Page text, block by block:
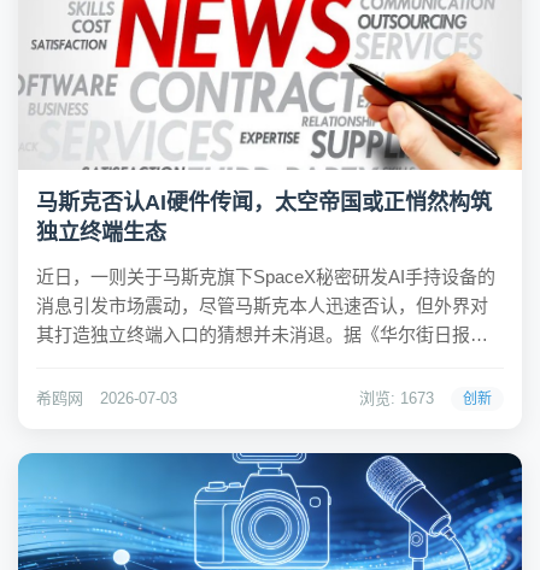
马斯克否认AI硬件传闻，太空帝国或正悄然构筑
独立终端生态
近日，一则关于马斯克旗下SpaceX秘密研发AI手持设备的
消息引发市场震动，尽管马斯克本人迅速否认，但外界对
其打造独立终端入口的猜想并未消退。据《华尔街日报》
超薄原型机，厚度小于现款iPhone，并计划搭载自研操作
希鸥网 2026-07-03 浏览: 1673 创新